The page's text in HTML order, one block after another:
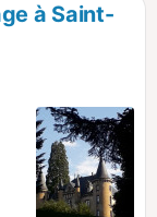
à Saint-